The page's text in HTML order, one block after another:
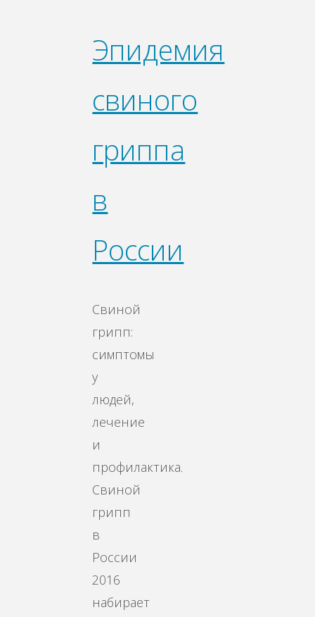
Эпидемия
свиного
гриппа
в
России
Свиной
грипп:
симптомы
у
людей,
лечение
и
профилактика.
Свиной
грипп
в
России
2016
набирает